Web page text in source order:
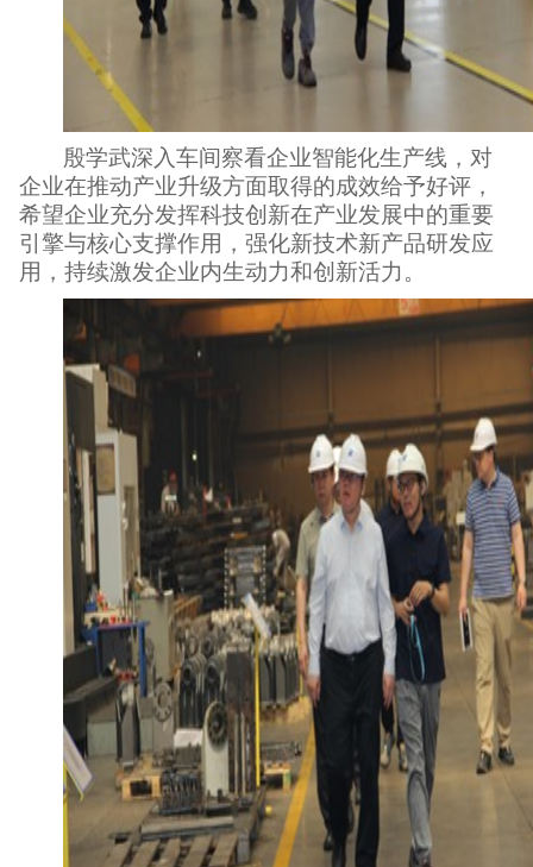
殷学武深入车间察看企业智能化生产线，对
企业在推动产业升级方面取得的成效给予好评，
希望企业充分发挥科技创新在产业发展中的重要
引擎与核心支撑作用，强化新技术新产品研发应
用，持续激发企业内生动力和创新活力。